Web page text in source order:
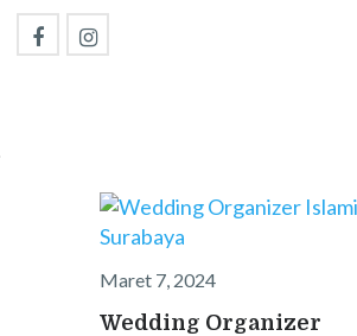
Maret 7, 2024
Wedding Organizer